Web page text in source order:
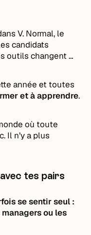
V. Normal, le
candidats
outils changent …
année et toutes
et à apprendre.
où toute
Il n’y a plus
tes pairs
se sentir seul :
ou les